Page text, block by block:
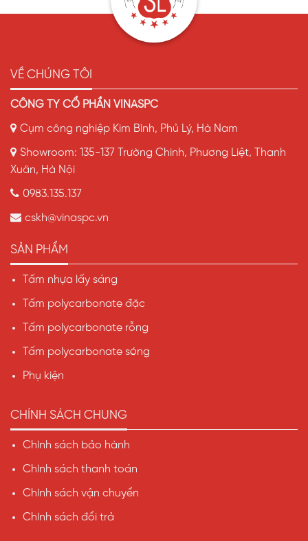
VỀ CHÚNG TÔI
CÔNG TY CỔ PHẦN VINASPC
Cụm công nghiệp Kim Bình, Phủ Lý, Hà Nam
Showroom: 135-137 Trường Chinh, Phương Liệt, Thanh
Xuân, Hà Nội
0983.135.137
cskh@vinaspc.vn
SẢN PHẨM
Tấm nhựa lấy sáng
Tấm polycarbonate đặc
Tấm polycarbonate rỗng
Tấm polycarbonate sóng
Phụ kiện
CHÍNH SÁCH CHUNG
Chính sách bảo hành
Chính sách thanh toán
Chính sách vận chuyển
Chính sách đổi trả